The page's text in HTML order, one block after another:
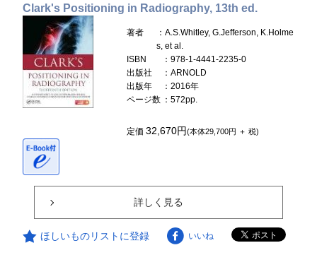
Clark's Positioning in Radiography, 13th ed.
著者
：A.S.Whitley, G.Jefferson, K.Holme
s, et al.
ISBN
：978-1-4441-2235-0
出版社
：ARNOLD
出版年
：2016年
ページ数 ：572pp.
定価32,670円(本体29,700円 ＋ 税)
詳しく見る
ほしいものリストに登録 いいね